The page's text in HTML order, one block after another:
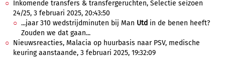
Inkomende transfers & transfergeruchten, Selectie seizoen
24/25, 3 februari 2025, 20:43:50
...jaar 310 wedstrijdminuten bij Man Utd in de benen heeft?
Zouden we dat gaan...
Nieuwsreacties, Malacia op huurbasis naar PSV, medische
keuring aanstaande, 3 februari 2025, 19:32:09